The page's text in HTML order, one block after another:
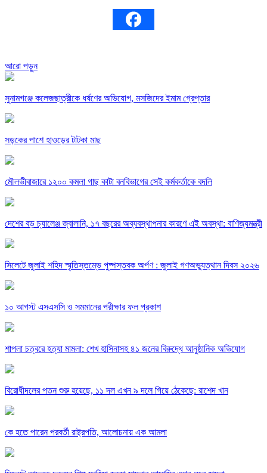
আরো পড়ুন
সুনামগঞ্জে কলেজছাত্রীকে ধর্ষণের অভিযোগ, মসজিদের ইমাম গ্রেপ্তার
সড়কের পাশে হাওড়ের টাটকা মাছ
মৌলভীবাজারে ১২০০ কমলা গাছ কাটা বনবিভাগের সেই কর্মকর্তাকে বদলি
দেশের বড় চ্যালেঞ্জ জ্বালানি, ১৭ বছরের অব্যবস্থাপনার কারণে এই অবস্থা: বাণিজ্যমন্ত্রী
সিলেটে জুলাই শহিদ স্মৃতিস্তম্ভে পুষ্পস্তবক অর্পণ : জুলাই গণঅভ্যুত্থান দিবস ২০২৬
১০ আগস্ট এসএসসি ও সমমানের পরীক্ষার ফল প্রকাশ
শাপলা চত্বরে হত্যা মামলা: শেখ হাসিনাসহ ৪১ জনের বিরুদ্ধে আনুষ্ঠানিক অভিযোগ
বিরোধীদলের পতন শুরু হয়েছে, ১১ দল এখন ৯ দলে গিয়ে ঠেকেছে: রাশেদ খান
কে হতে পারেন পরবর্তী রাষ্ট্রপতি, আলোচনায় এক আমলা